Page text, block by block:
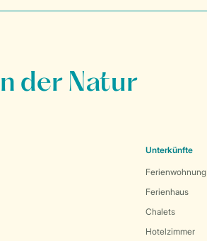
der Natur
Unterkünfte
Ferienwohnung
Ferienhaus
Chalets
Hotelzimmer